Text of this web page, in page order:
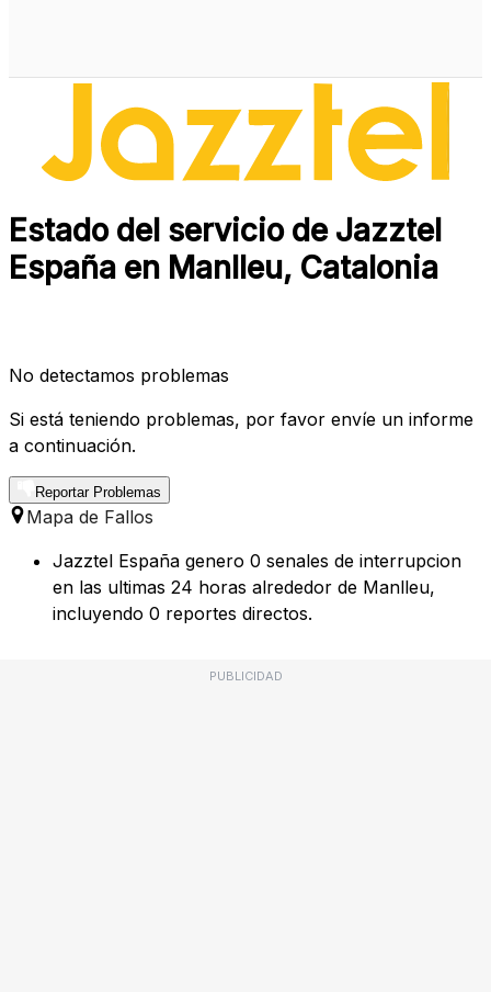
Estado del servicio de Jazztel
España en Manlleu, Catalonia
No detectamos problemas
Si está teniendo problemas, por favor envíe un informe
a continuación.
Reportar Problemas
Mapa de Fallos
Jazztel España genero 0 senales de interrupcion
en las ultimas 24 horas alrededor de Manlleu,
incluyendo 0 reportes directos.
PUBLICIDAD